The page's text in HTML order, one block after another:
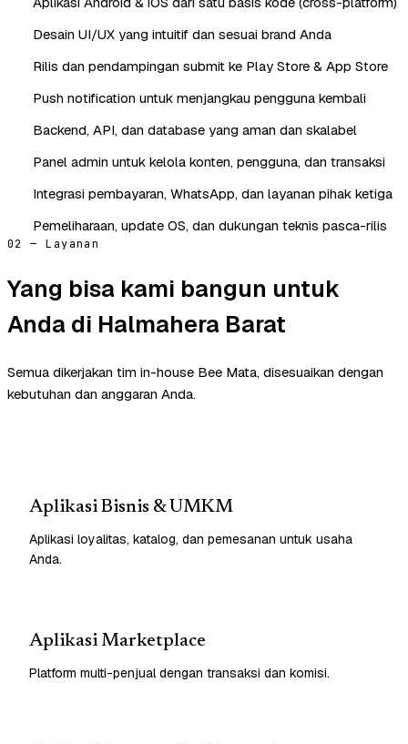
Desain UI/UX yang intuitif dan sesuai brand Anda
Rilis dan pendampingan submit ke Play Store & App Store
Push notification untuk menjangkau pengguna kembali
Backend, API, dan database yang aman dan skalabel
Panel admin untuk kelola konten, pengguna, dan transaksi
Integrasi pembayaran, WhatsApp, dan layanan pihak ketiga
Pemeliharaan, update OS, dan dukungan teknis pasca-rilis
02 — Layanan
Yang bisa kami bangun untuk
Anda di Halmahera Barat
Semua dikerjakan tim in-house Bee Mata, disesuaikan dengan
kebutuhan dan anggaran Anda.
Aplikasi Bisnis & UMKM
Aplikasi loyalitas, katalog, dan pemesanan untuk usaha
Anda.
Aplikasi Marketplace
Platform multi-penjual dengan transaksi dan komisi.